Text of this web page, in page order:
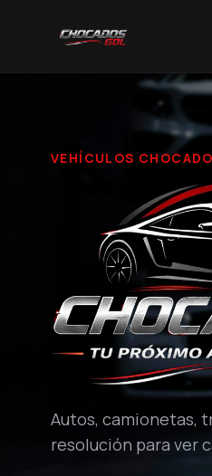
VEHÍCULOS
Autos, camionetas,
resolución para ver